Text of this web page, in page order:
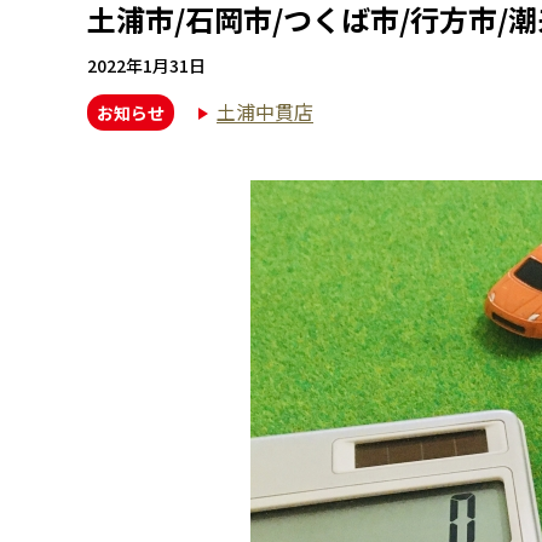
土浦市/石岡市/つくば市/行方市/
2022年1月31日
お知らせ
土浦中貫店